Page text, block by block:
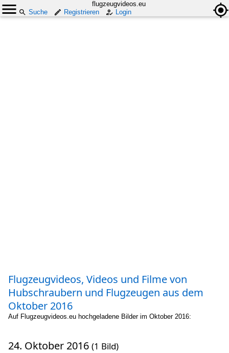
flugzeugvideos.eu
Suche
Registrieren Login
Flugzeugvideos, Videos und Filme von
Hubschraubern und Flugzeugen aus dem
Oktober 2016
Auf Flugzeugvideos.eu hochgeladene Bilder im Oktober 2016:
24. Oktober 2016 (1 Bild)